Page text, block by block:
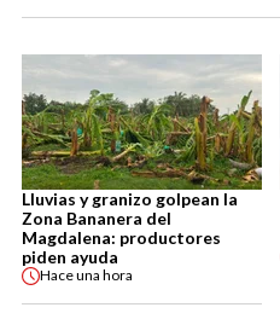
Lluvias y granizo golpean la
Zona Bananera del
Magdalena: productores
piden ayuda
Haceuna hora